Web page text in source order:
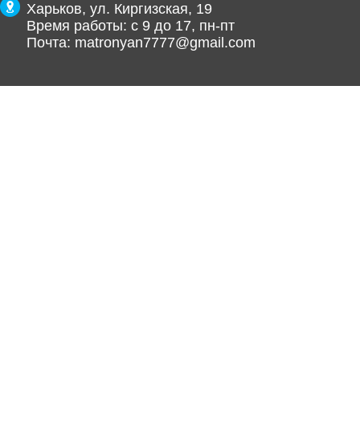
Харьков, ул. Киргизская, 19
Время работы: с 9 до 17, пн-пт
Почта: matronyan7777@gmail.com